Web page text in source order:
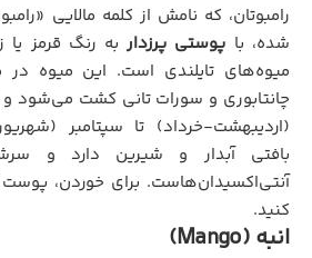
رامبوتان، که نامش از کلمه مالایی
شده، با پوستی پرزدار به رنگ قرمز
میوه‌های تایلندی است. این میوه در
چانتابوری و سورات تانی کشت می‌شود
(اردیبهشت-خرداد) تا سپتامبر
بافتی آبدار و شیرین دارد و
آنتی‌اکسیدان‌هاست. برای خوردن، پوست
کنید.
انبه (Mango)